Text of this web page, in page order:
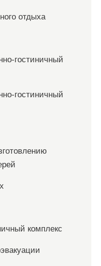
отдыха
гостиничный
гостиничный
комплекс